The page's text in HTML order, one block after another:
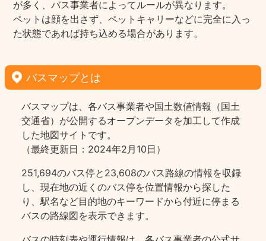
が多く、バス事業者によってルールが異なります。
ペットは顔を出さず、ペットキャリーなどに完全に入っ
た状態であれば持ち込める場合があります。
バスマップとは
バスマップは、各バス事業者や国土数値情報（国土
交通省）が公開するオープンデータを加工して作成
した地図サイトです。
（最終更新日：2024年2月10日）
251,694のバス停と23,608のバス路線の情報を収録
し、現在地の近くのバス停を位置情報から探した
り、駅名など目的地のキーワードから付近に停まる
バスの路線図を表示できます。